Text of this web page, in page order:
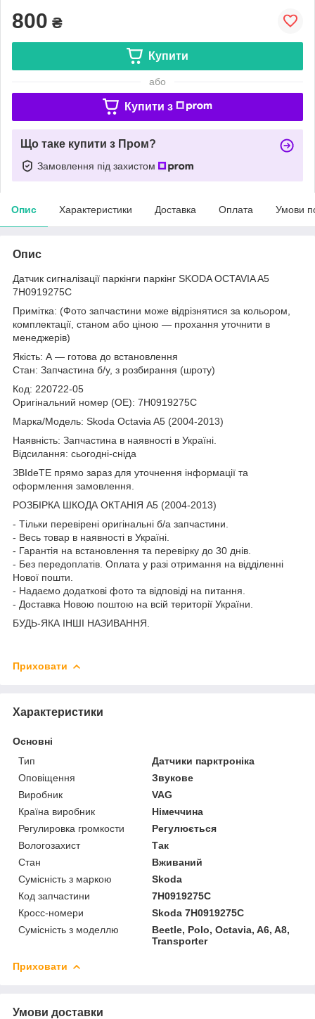
800 ₴
Купити
або
Купити з
Що таке купити з Пром?
Замовлення під захистом
Опис Характеристики Доставка Оплата Умови
Опис
Датчик сигналізації паркінги паркінг SKODA OCTAVIA A5
7H0919275C
Примітка: (Фото запчастини може відрізнятися за кольором,
комплектації, станом або ціною — прохання уточнити в
менеджерів)
Якість: А — готова до встановлення
Стан: Запчастина б/у, з розбирання (шроту)
Код: 220722-05
Оригінальний номер (ОЕ): 7H0919275C
Марка/Модель: Skoda Octavia A5 (2004-2013)
Наявність: Запчастина в наявності в Україні.
Відсилання: сьогодні-сніда
ЗВІdeТЕ прямо зараз для уточнення інформації та
оформлення замовлення.
РОЗБІРКА ШКОДА ОКТАНІЯ A5 (2004-2013)
- Тільки перевірені оригінальні б/а запчастини.
- Весь товар в наявності в Україні.
- Гарантія на встановлення та перевірку до 30 днів.
- Без передоплатів. Оплата у разі отримання на відділенні
Нової пошти.
- Надаємо додаткові фото та відповіді на питання.
- Доставка Новою поштою на всій території України.
БУДЬ-ЯКА ІНШІ НАЗИВАННЯ.
Приховати
Характеристики
Основні
Тип
Датчики парктроніка
Оповіщення
Звукове
Виробник
VAG
Країна виробник
Німеччина
Регулировка громкости
Регулюється
Вологозахист
Так
Стан
Вживаний
Сумісність з маркою
Skoda
Код запчастини
7H0919275C
Кросс-номери
Skoda 7H0919275C
Сумісність з моделлю
Beetle, Polo, Octavia, A6, A8,
Transporter
Приховати
Умови доставки